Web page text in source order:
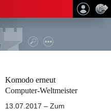
Komodo erneut
Computer-Weltmeister
13.07.2017 – Zum